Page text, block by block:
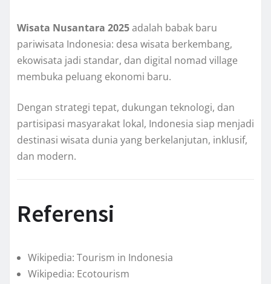
Wisata Nusantara 2025adalah babak baru
pariwisata Indonesia: desa wisata berkembang,
ekowisata jadi standar, dan digital nomad village
membuka peluang ekonomi baru.
Dengan strategi tepat, dukungan teknologi, dan
partisipasi masyarakat lokal, Indonesia siap menjadi
destinasi wisata dunia yang berkelanjutan, inklusif,
dan modern.
Referensi
Wikipedia: Tourism in Indonesia
Wikipedia: Ecotourism